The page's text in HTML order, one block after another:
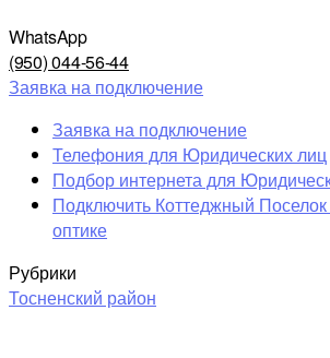
WhatsApp
(950) 044-56-44
Заявка на подключение
Заявка на подключение
Телефония для Юридических лиц
Подбор интернета для
Подключить Коттеджный Поселок
оптике
Рубрики
Тосненский район